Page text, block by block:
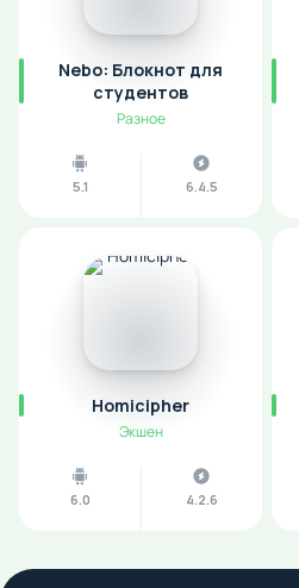
Nebo: Блокнот для
студентов
Разное
5.1 6.4.5
Homicipher
Экшен
6.0 4.2.6